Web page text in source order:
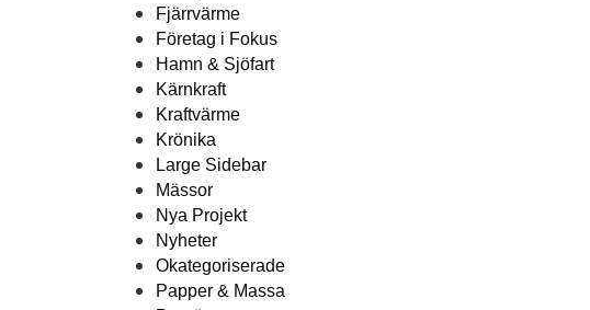
Fjärrvärme
Företag i Fokus
Hamn & Sjöfart
Kärnkraft
Kraftvärme
Krönika
Large Sidebar
Mässor
Nya Projekt
Nyheter
Okategoriserade
Papper & Massa